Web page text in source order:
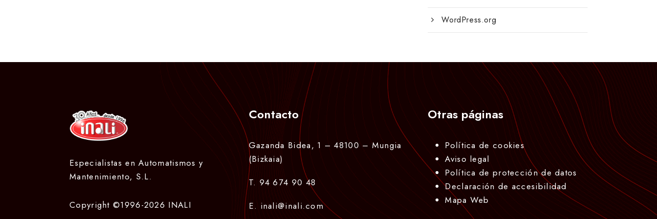
WordPress.org
Especialistas en Automatismos y
Mantenimiento, S.L.
Copyright ©1996-2026 INALI
Contacto
Gazanda Bidea, 1 – 48100 – Mungia
(Bizkaia)
T. 94 674 90 48
E. inali@inali.com
Otras páginas
Política de cookies
Aviso legal
Política de protección de datos
Declaración de accesibilidad
Mapa Web